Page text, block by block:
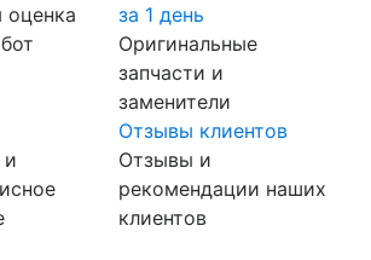
оценка
за 1 день
Оригинальные
запчасти и
заменители
и
Отзывы клиентов
Отзывы и
рекомендации наших
клиентов